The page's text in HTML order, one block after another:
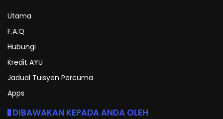
Utama
F.A.Q
Hubungi
Kredit AYU
Jadual Tuisyen Percuma
Apps
DIBAWAKAN KEPADA ANDA OLEH